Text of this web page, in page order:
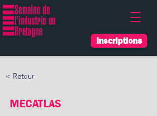
Inscriptions
< Retour
MECATLAS